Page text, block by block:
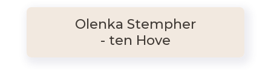
Olenka Stempher
- ten Hove